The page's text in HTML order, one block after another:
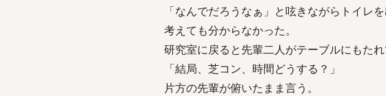
「なんでだろうなぁ」と呟きながらトイレ
考えても分からなかった。
研究室に戻ると先輩二人がテーブルにもた
「結局、芝コン、時間どうする？」
片方の先輩が俯いたまま言う。